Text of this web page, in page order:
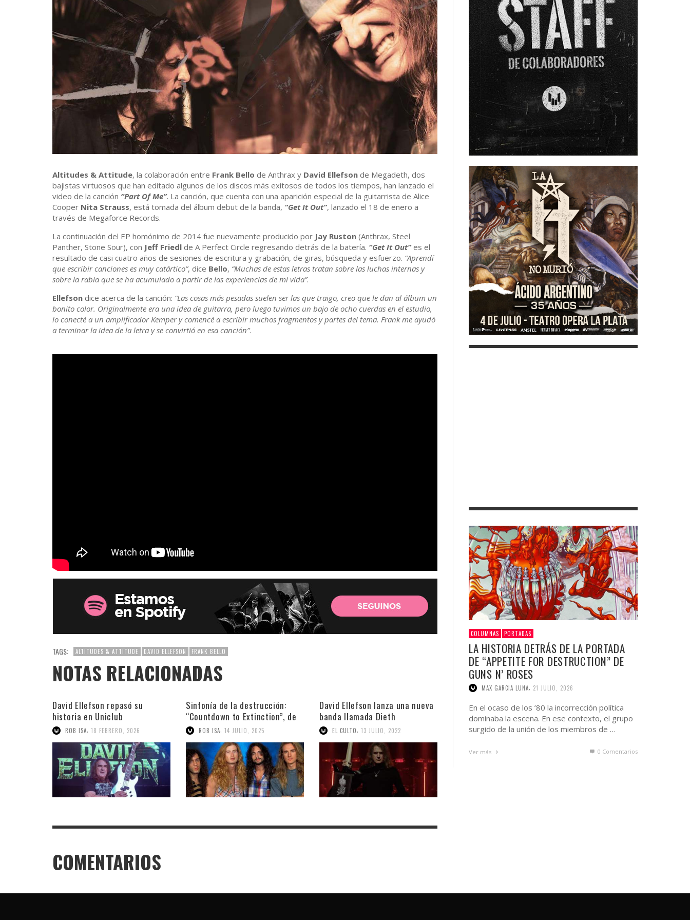
Altitudes & Attitude, la colaboración entre Frank Bello de Anthrax y David Ellefson de Megadeth, dos
bajistas virtuosos que han editado algunos de los discos más exitosos de todos los tiempos, han lanzado el
video de la canción “Part Of Me”. La canción, que cuenta con una aparición especial de la guitarrista de Alice
Cooper Nita Strauss, está tomada del álbum debut de la banda, “Get It Out”, lanzado el 18 de enero a
través de Megaforce Records.
La continuación del EP homónimo de 2014 fue nuevamente producido por Jay Ruston (Anthrax, Steel
Panther, Stone Sour), con Jeff Friedl de A Perfect Circle regresando detrás de la batería. “Get It Out”es el
resultado de casi cuatro años de sesiones de escritura y grabación, de giras, búsqueda y esfuerzo. “Aprendí
que escribir canciones es muy catártico”, dice Bello, “Muchas de estas letras tratan sobre las luchas internas y
sobre la rabia que se ha acumulado a partir de las experiencias de mi vida”.
Ellefson dice acerca de la canción: “Las cosas más pesadas suelen ser las que traigo, creo que le dan al álbum un
bonito color. Originalmente era una idea de guitarra, pero luego tuvimos un bajo de ocho cuerdas en el estudio,
lo conecté a un amplificador Kemper y comencé a escribir muchos fragmentos y partes del tema. Frank me ayudó
a terminar la idea de la letra y se convirtió en esa canción”.
TAGS: ALTITUDES & ATTITUDE DAVID ELLEFSON FRANK BELLO
NOTAS RELACIONADAS
David Ellefson repasó su
historia en Uniclub
ROB ISA 18 FEBRERO, 2026
Sinfonía de la destrucción:
“Countdown to Extinction”, de
Megadeth
ROB ISA 14 JULIO, 2025
David Ellefson lanza una nueva
banda llamada Dieth
EL CULTO 13 JULIO, 2022
COMENTARIOS
COLUMNAS PORTADAS
LA HISTORIA DETRÁS DE LA PORTADA
DE “APPETITE FOR DESTRUCTION” DE
GUNS N’ ROSES
MAX GARCIA LUNA, 21 JULIO, 2026
En el ocaso de los ’80 la incorrección política
dominaba la escena. En ese contexto, el grupo
surgido de la unión de los miembros de …
Ver más 0 Comentarios